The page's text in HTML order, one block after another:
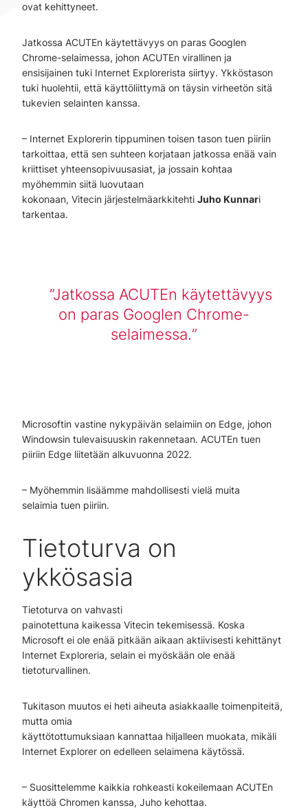
ovat kehittyneet.
Jatkossa ACUTEn käytettävyys on paras Googlen
Chrome-selaimessa, johon ACUTEn virallinen ja
ensisijainen tuki Internet Explorerista siirtyy. Ykköstason
tuki huolehtii, että käyttöliittymä on täysin virheetön sitä
tukevien selainten kanssa.
– Internet Explorerin tippuminen toisen tason tuen piiriin
tarkoittaa, että sen suhteen korjataan jatkossa enää vain
kriittiset yhteensopivuusasiat, ja jossain kohtaa
myöhemmin siitä luovutaan
kokonaan, Vitecin järjestelmäarkkitehti Juho Kunnari
tarkentaa.
Jatkossa ACUTEn käytettävyys
on paras Googlen Chrome-
selaimessa.
Microsoftin vastine nykypäivän selaimiin on Edge, johon
Windowsin tulevaisuuskin rakennetaan. ACUTEn tuen
piiriin Edge liitetään alkuvuonna 2022.
– Myöhemmin lisäämme mahdollisesti vielä muita
selaimia tuen piiriin.
Tietoturva on
ykkösasia
Tietoturva on vahvasti
painotettuna kaikessa Vitecin tekemisessä. Koska
Microsoft ei ole enää pitkään aikaan aktiivisesti kehittänyt
Internet Exploreria, selain ei myöskään ole enää
tietoturvallinen.
Tukitason muutos ei heti aiheuta asiakkaalle toimenpiteitä,
mutta omia
käyttötottumuksiaan kannattaa hiljalleen muokata, mikäli
Internet Explorer on edelleen selaimena käytössä.
– Suosittelemme kaikkia rohkeasti kokeilemaan ACUTEn
käyttöä Chromen kanssa, Juho kehottaa.